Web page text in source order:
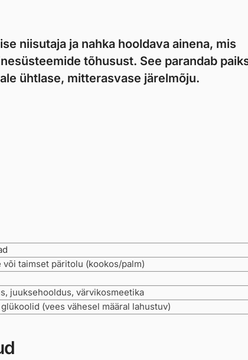
niisutaja ja nahka hooldava ainena, mis
tõhusust. See parandab
ühtlase, mitterasvase järelmõju.
või taimset päritolu (kookos/palm)
juuksehooldus, värvikosmeetika
(vees vähesel määral lahustuv)